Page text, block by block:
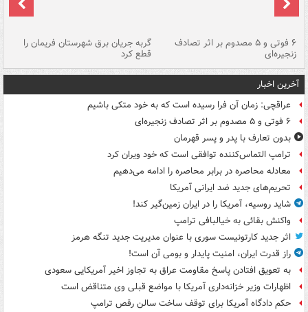
۶ فوتی و ۵ مصدوم بر اثر تصادف
زنجیره‌ای
گربه جریان برق شهرستان فریمان را
قطع کرد
آخرین اخبار
عراقچی: زمان آن فرا رسیده است که به خود متکی باشیم
۶ فوتی و ۵ مصدوم بر اثر تصادف زنجیره‌ای
بدون تعارف با پدر و پسر قهرمان
ترامپ التماس‌کننده توافقی است که خود ویران کرد
معادله محاصره در برابر محاصره را ادامه می‌دهیم
تحریم‌های جدید ضد ایرانی آمریکا
شاید روسیه، آمریکا را در ایران زمین‌گیر کند!
واکنش بقائی به خیالبافی ترامپ
اثر جدید کارتونیست سوری با عنوان مدیریت جدید تنگه هرمز
راز قدرت ایران، امنیت پایدار و بومی آن است!
به تعویق افتادن پاسخ مقاومت عراق به تجاوز اخیر آمریکایی سعودی
اظهارات وزیر خزانه‌داری آمریکا با مواضع قبلی وی متناقض است
حکم دادگاه آمریکا برای توقف ساخت سالن رقص ترامپ